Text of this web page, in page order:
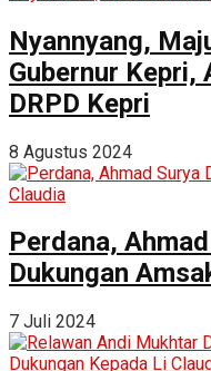
Nyannyang,
Gubernur Kepri,
DRPD Kepri
8 Agustus 2024
Perdana,
Dukungan
7 Juli 2024